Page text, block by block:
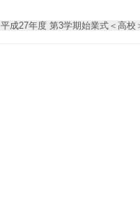
平成27年度 第3学期始業式＜高校